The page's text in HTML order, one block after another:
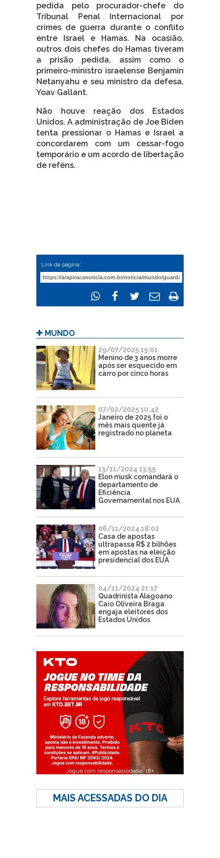
pedida pelo procurador-chefe do
Tribunal Penal Internacional por
crimes de guerra durante o conflito
entre Israel e Hamas. Na ocasião,
outros dois chefes do Hamas tiveram
a prisão pedida, assim como o
primeiro-ministro israelense Benjamin
Netanyahu e seu ministro da defesa,
Yoav Gallant.
Não houve reação dos Estados
Unidos. A administração de Joe Biden
tenta pressionar o Hamas e Israel a
concordarem com um cessar-fogo
temporário e um acordo de libertação
de reféns.
Link da página:
MUNDO
29/07/2025 15:01
Menino de 3 anos morre
após ser esquecido em
carro por cinco horas
07/02/2025 10:42
Janeiro de 2025 foi o
mês mais quente já
registrado no planeta
13/11/2024 13:55
Elon musk comandará o
departamento de
Eficiência
Governamental nos EUA
06/11/2024 18:02
Casa de apostas
ultrapassa R$ 2 bilhões
em apostas na eleição
presidencial dos EUA
04/11/2024 21:17
Quadrinista Alagoano
Caio Oliveira Braga
engaja eleitores dos
Estados Unidos
Jogue com responsabilidade. 18+
MAIS ACESSADAS DO DIA